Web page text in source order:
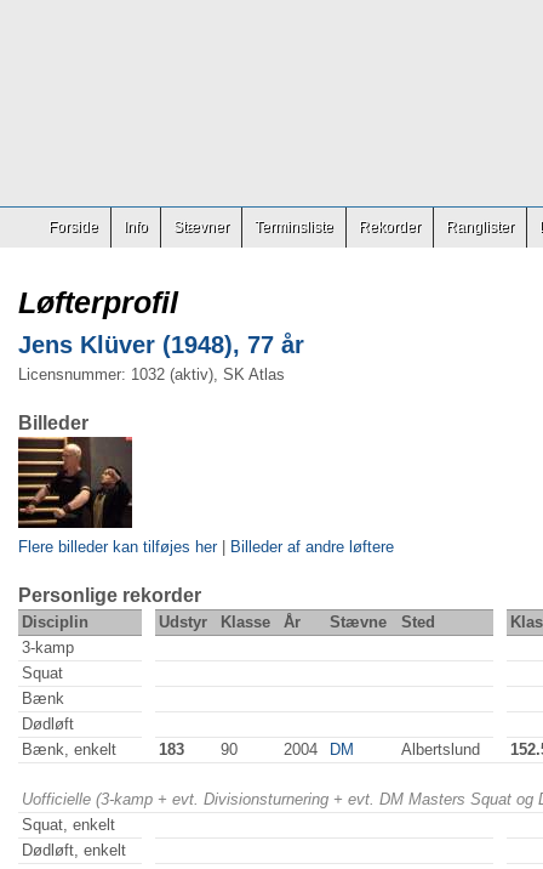
Forside Info Stævner Terminsliste Rekorder Ranglister
Løfterprofil
Jens Klüver (1948), 77 år
Licensnummer: 1032 (aktiv), SK Atlas
Billeder
Flere billeder kan tilføjes her| Billeder af andre løftere
Personlige rekorder
Disciplin Udstyr Klasse År Stævne Sted
3-kamp
Squat
Bænk
Dødløft
Bænk, enkelt
183 90 2004 DM Albertslund
Uofficielle (3-kamp + evt. Divisionsturnering + evt. DM Masters Squat
Squat, enkelt
Dødløft, enkelt